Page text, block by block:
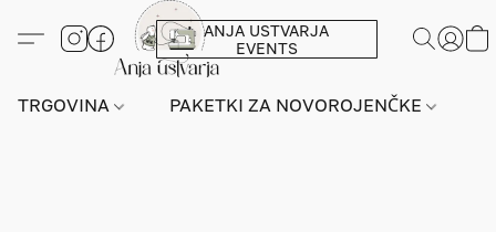
ANJA USTVARJA
EVENTS
TRGOVINA PAKETKI ZA NOVOROJENČKE